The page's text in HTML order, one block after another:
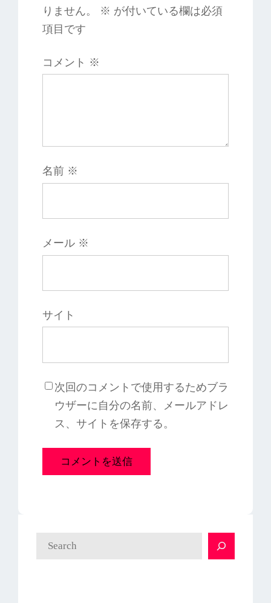
りません。
※ が付いている欄は必須
項目です
コメント ※
名前 ※
メール ※
サイト
次回のコメントで使用するためブラ
ウザーに自分の名前、メールアドレ
ス、サイトを保存する。